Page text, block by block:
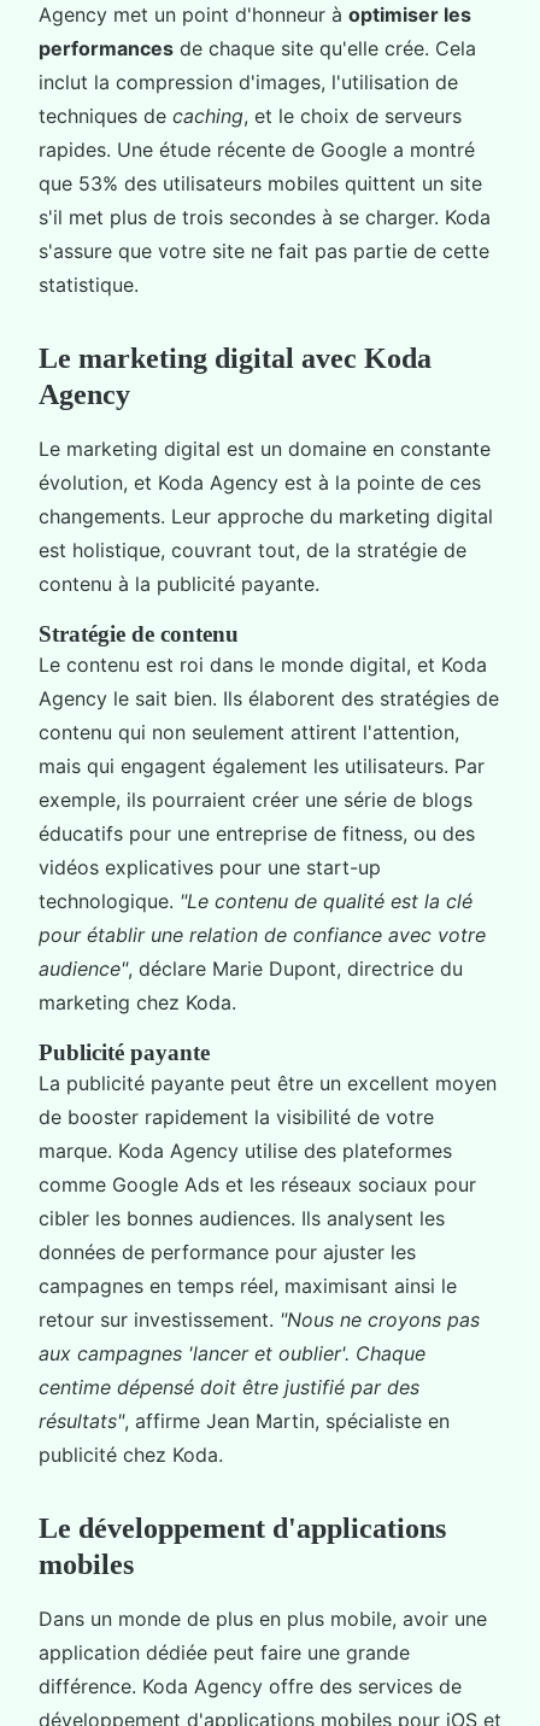
Agency met un point d'honneur à optimiser les
performances de chaque site qu'elle crée. Cela
inclut la compression d'images, l'utilisation de
techniques de caching, et le choix de serveurs
rapides. Une étude récente de Google a montré
que 53% des utilisateurs mobiles quittent un site
s'il met plus de trois secondes à se charger. Koda
s'assure que votre site ne fait pas partie de cette
statistique.
Le marketing digital avec Koda
Agency
Le marketing digital est un domaine en constante
évolution, et Koda Agency est à la pointe de ces
changements. Leur approche du marketing digital
est holistique, couvrant tout, de la stratégie de
contenu à la publicité payante.
Stratégie de contenu
Le contenu est roi dans le monde digital, et Koda
Agency le sait bien. Ils élaborent des stratégies de
contenu qui non seulement attirent l'attention,
mais qui engagent également les utilisateurs. Par
exemple, ils pourraient créer une série de blogs
éducatifs pour une entreprise de fitness, ou des
vidéos explicatives pour une start-up
technologique. "Le contenu de qualité est la clé
pour établir une relation de confiance avec votre
audience", déclare Marie Dupont, directrice du
marketing chez Koda.
Publicité payante
La publicité payante peut être un excellent moyen
de booster rapidement la visibilité de votre
marque. Koda Agency utilise des plateformes
comme Google Ads et les réseaux sociaux pour
cibler les bonnes audiences. Ils analysent les
données de performance pour ajuster les
campagnes en temps réel, maximisant ainsi le
retour sur investissement. "Nous ne croyons pas
aux campagnes 'lancer et oublier'. Chaque
centime dépensé doit être justifié par des
résultats", affirme Jean Martin, spécialiste en
publicité chez Koda.
Le développement d'applications
mobiles
Dans un monde de plus en plus mobile, avoir une
application dédiée peut faire une grande
différence. Koda Agency offre des services de
développement d'applications mobiles pour iOS et